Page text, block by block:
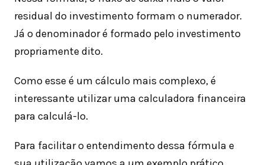
residual do investimento formam o numerador.
Já o denominador é formado pelo investimento
propriamente dito.
Como esse é um cálculo mais complexo, é
interessante utilizar uma calculadora financeira
para calculá-lo.
Para facilitar o entendimento dessa fórmula e